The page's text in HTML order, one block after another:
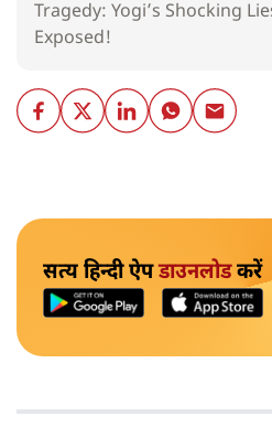
Tragedy: Yogi’s Shocking
Exposed!
सत्य हिन्दी ऐपडाउनलोडकरें